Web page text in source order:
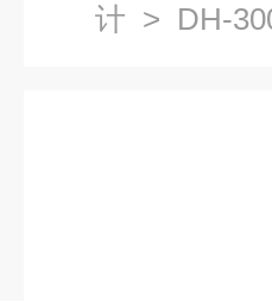
计 > DH-